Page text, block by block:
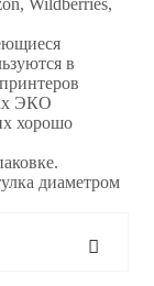
в
ЭКО
хорошо
диаметром